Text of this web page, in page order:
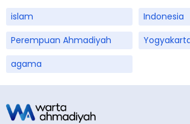
islam
Indonesia
Perempuan Ahmadiyah
agama